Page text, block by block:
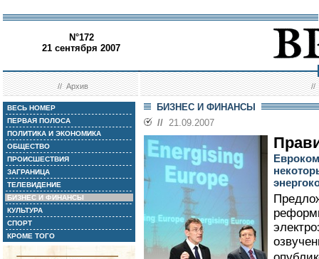
N°172
21 сентября 2007
//Архив //
ВЕСЬ НОМЕР
ПЕРВАЯ ПОЛОСА
ПОЛИТИКА И ЭКОНОМИКА
ОБЩЕСТВО
ПРОИСШЕСТВИЯ
ЗАГРАНИЦА
ТЕЛЕВИДЕНИЕ
БИЗНЕС И ФИНАНСЫ
КУЛЬТУРА
СПОРТ
КРОМЕ ТОГО
БИЗНЕС И ФИНАНСЫ
// 21.09.2007